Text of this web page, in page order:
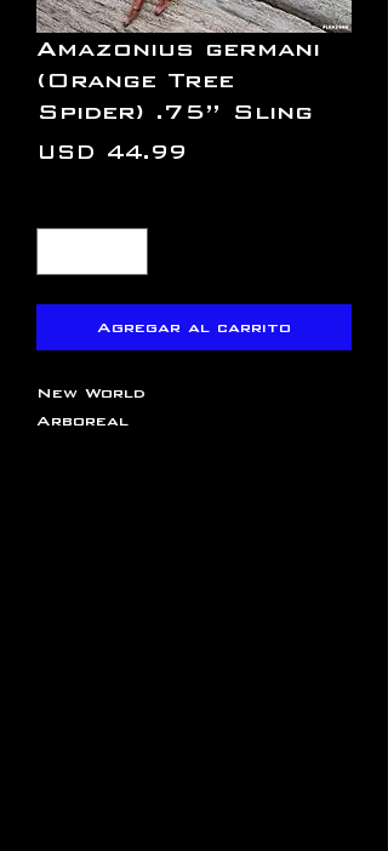
Amazonius germani
(Orange Tree
Spider) .75” Sling
USD 44.99
Agregar al carrito
New World
Arboreal